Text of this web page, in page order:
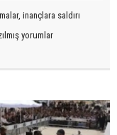
inançlara saldırı
yorumlar